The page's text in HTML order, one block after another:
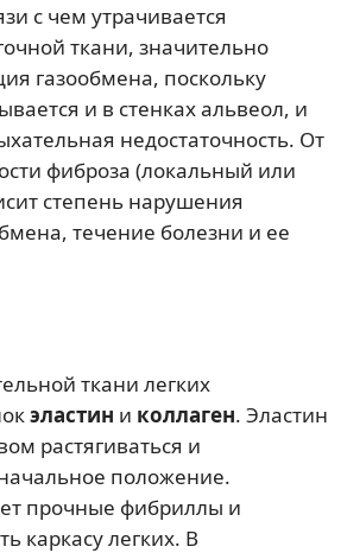
с чем утрачивается
ткани, значительно
газообмена, поскольку
и в стенках альвеол, и
недостаточность. От
фиброза (локальный или
степень нарушения
течение болезни и ее
ткани легких
эластин и коллаген. Эластин
растягиваться и
положение.
прочные фибриллы и
каркасу легких. В